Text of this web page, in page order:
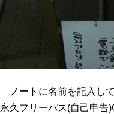
ノートに名前を記入し
永久フリーパス(自己申告